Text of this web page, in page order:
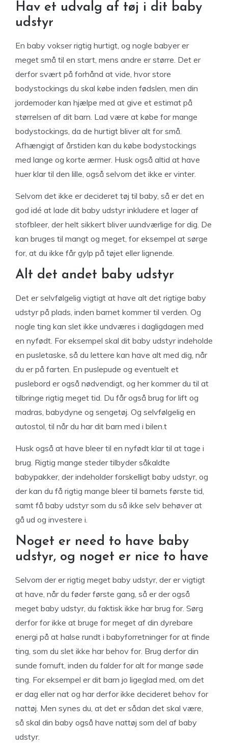
Hav et udvalg af tøj i dit baby
udstyr
En baby vokser rigtig hurtigt, og nogle babyer er
meget små til en start, mens andre er større. Det er
derfor svært på forhånd at vide, hvor store
bodystockings du skal købe inden fødslen, men din
jordemoder kan hjælpe med at give et estimat på
størrelsen af dit barn. Lad være at købe for mange
bodystockings, da de hurtigt bliver alt for små.
Afhængigt af årstiden kan du købe bodystockings
med lange og korte ærmer. Husk også altid at have
huer klar til den lille, også selvom det ikke er vinter.
Selvom det ikke er decideret tøj til baby, så er det en
god idé at lade dit baby udstyr inkludere et lager af
stofbleer, der helt sikkert bliver uundværlige for dig. De
kan bruges til mangt og meget, for eksempel at sørge
for, at du ikke får gylp på tøjet eller lignende.
Alt det andet baby udstyr
Det er selvfølgelig vigtigt at have alt det rigtige baby
udstyr på plads, inden barnet kommer til verden. Og
nogle ting kan slet ikke undværes i dagligdagen med
en nyfødt. For eksempel skal dit baby udstyr indeholde
en pusletaske, så du lettere kan have alt med dig, når
du er på farten. En puslepude og eventuelt et
puslebord er også nødvendigt, og her kommer du til at
tilbringe rigtig meget tid. Du får også brug for lift og
madras, babydyne og sengetøj. Og selvfølgelig en
autostol, til når du har dit barn med i bilen.t
Husk også at have bleer til en nyfødt klar til at tage i
brug. Rigtig mange steder tilbyder såkaldte
babypakker, der indeholder forskelligt baby udstyr, og
der kan du få rigtig mange bleer til barnets første tid,
samt få baby udstyr som du så ikke selv behøver at
gå ud og investere i.
Noget er need to have baby
udstyr, og noget er nice to have
Selvom der er rigtig meget baby udstyr, der er vigtigt
at have, når du føder første gang, så er der også
meget baby udstyr, du faktisk ikke har brug for. Sørg
derfor for ikke at bruge for meget af din dyrebare
energi på at halse rundt i babyforretninger for at finde
ting, som du slet ikke har behov for. Brug derfor din
sunde fornuft, inden du falder for alt for mange søde
ting. For eksempel er dit barn jo ligeglad med, om det
er dag eller nat og har derfor ikke decideret behov for
nattøj. Men synes du, at det er sådan det skal være,
så skal din baby også have nattøj som del af baby
udstyr.